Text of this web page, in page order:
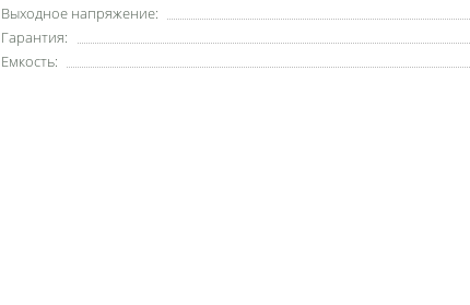
Выходное напряжение:
Гарантия:
Емкость: